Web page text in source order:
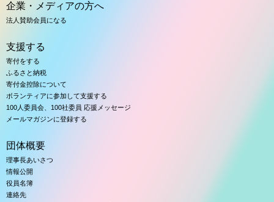
企業・メディアの方へ
法人賛助会員になる
支援する
寄付をする
ふるさと納税
寄付金控除について
ボランティアに参加して支援する
100人委員会、100社委員 応援メッセージ
メールマガジンに登録する
団体概要
理事長あいさつ
情報公開
役員名簿
連絡先